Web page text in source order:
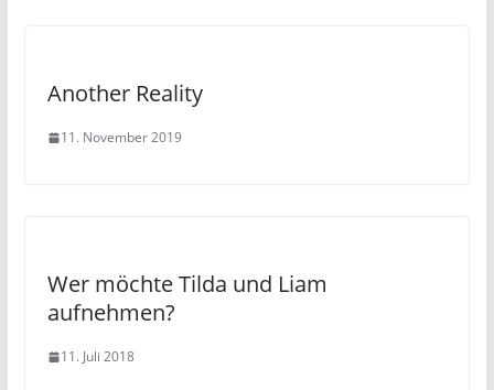
Another Reality
11. November 2019
Wer möchte Tilda und Liam
aufnehmen?
11. Juli 2018